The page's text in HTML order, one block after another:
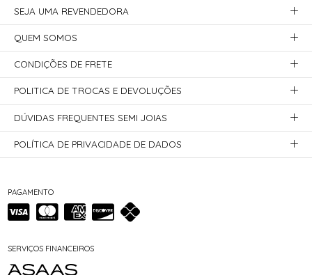
PAGAMENTO
SERVIÇOS FINANCEIROS
SEJA UMA REVENDEDORA
QUEM SOMOS
CONDIÇÕES DE FRETE
POLITICA DE TROCAS E DEVOLUÇÕES
DÚVIDAS FREQUENTES SEMI JOIAS
POLÍTICA DE PRIVACIDADE DE DADOS